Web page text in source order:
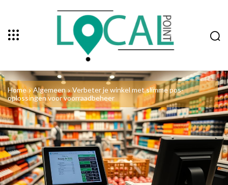
Home Algemeen
Verbeter je winkel met slimme pos-
oplossingen voor voorraadbeheer